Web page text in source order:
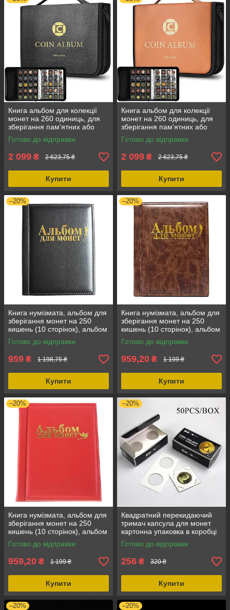
Книга альбом для колекції
монет на 260 одиниць, для
зберігання пам'ятних або
старовинних монет, чорний
колір, новий стан
Готово до відправки
2 099 ₴ 2 623,75 ₴
Купити
Книга альбом для колекції
монет на 260 одиниць, для
зберігання пам'ятних або
старовинних монет,
оранжевий, 13 сторінок,
Готово до відправки
2 099 ₴ 2 623,75 ₴
Купити
–20%
Книга нумізмата, альбом для
зберігання монет на 250
кишень (10 сторінок), альбом
для колекціонування, чорний
колір
Готово до відправки
959 ₴ 1 198,75 ₴
Купити
–20%
Книга нумізмата, альбом для
зберігання монет на 250
кишень (10 сторінок), альбом
для колекціонування, вага
270 г, колір коричневий
Готово до відправки
959,20 ₴ 1 199 ₴
Купити
–20%
Книга нумізмата, альбом для
зберігання монет на 250
кишень (10 сторінок), альбом
для колекціонування,
червоний колір
Готово до відправки
959,20 ₴ 1 199 ₴
Купити
–20%
Квадратний перекидаючий
тримач капсула для монет
картонна упаковка в коробці
на 50 штук 40 мм діаметр,
для колекціонерів
Готово до відправки
256 ₴ 320 ₴
Купити
–20% –20%